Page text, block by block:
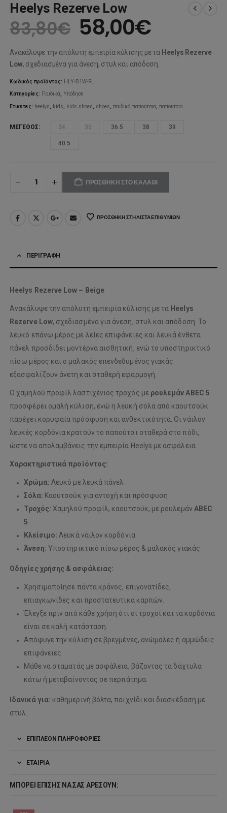
Heelys Rezerve Low
83,80€ Original
price
was:
83,80€.
58,00€Η
τιμή
Ανακάλυψε την απόλυτη εμπειρία κύλισης με τα Heelys Rezerve
Low, σχεδιασμένα για άνεση, στυλ και απόδοση.
Κωδικός προϊόντος: HLY-B1W-RL
Κατηγορίες: Παιδικά, Υπόδηση
Ετικέτες: heelys, kids, kids shoes, shoes,παιδικά παπούτσια,παπουτσια
ΜΈΓΕΘΟΣ 34 35 36.5 38 39
40.5
ΠΡΟΣΘΉΚΗ ΣΤΟ ΚΑΛΆΘΙ
ΠΡΟΣΘΉΚΗ ΣΤΗ ΛΊΣΤΑ ΕΠΙΘΥΜΙΏΝ
ΠΕΡΙΓΡΑΦΉ
Heelys Rezerve Low – Beige
Ανακάλυψε την απόλυτη εμπειρία κύλισης με τα Heelys
Rezerve Low, σχεδιασμένα για άνεση, στυλ και απόδοση. Το
λευκό επάνω μέρος με λείες επιφάνειες και λευκά ένθετα
πάνελ προσδίδει μοντέρνα αισθητική, ενώ το υποστηρικτικό
πίσω μέρος και ο μαλακός επενδεδυμένος γιακάς
εξασφαλίζουν άνετη και σταθερή εφαρμογή.
Ο χαμηλού προφίλ λαστιχένιος τροχός με ρουλεμάν ABEC 5
προσφέρει ομαλή κύλιση, ενώ η λευκή σόλα από καουτσούκ
παρέχει κορυφαία πρόσφυση και ανθεκτικότητα. Οι νάιλον
λευκές κορδόνια κρατούν το παπούτσι σταθερά στο πόδι,
ώστε να απολαμβάνεις την εμπειρία Heelys με ασφάλεια.
Χαρακτηριστικά προϊόντος:
Χρώμα: Λευκό με λευκά πάνελ
Σόλα: Καουτσούκ για αντοχή και πρόσφυση
Τροχός: Χαμηλού προφίλ, καουτσούκ, με ρουλεμάν ABEC
5
Κλείσιμο: Λευκά νάιλον κορδόνια
Άνεση: Υποστηρικτικό πίσω μέρος & μαλακός γιακάς
Οδηγίες χρήσης & ασφάλειας:
Χρησιμοποίησε πάντα κράνος, επιγονατίδες,
επιαγκωνίδες και προστατευτικά καρπών.
Έλεγξε πριν από κάθε χρήση ότι οι τροχοί και τα κορδόνια
είναι σε καλή κατάσταση.
Απόφυγε την κύλιση σε βρεγμένες, ανώμαλες ή αμμώδεις
επιφάνειες.
Μάθε να σταματάς με ασφάλεια, βάζοντας τα δάχτυλα
κάτω ή μεταβαίνοντας σε περπάτημα.
Ιδανικά για: καθημερινή βόλτα, παιχνίδι και διασκέδαση με
στυλ.
ΕΠΙΠΛΈΟΝ ΠΛΗΡΟΦΟΡΊΕΣ
ΕΤΑΙΡΊΑ
ΜΠΟΡΕΊ ΕΠΊΣΗΣ ΝΑ ΣΑΣ ΑΡΈΣΟΥΝ: